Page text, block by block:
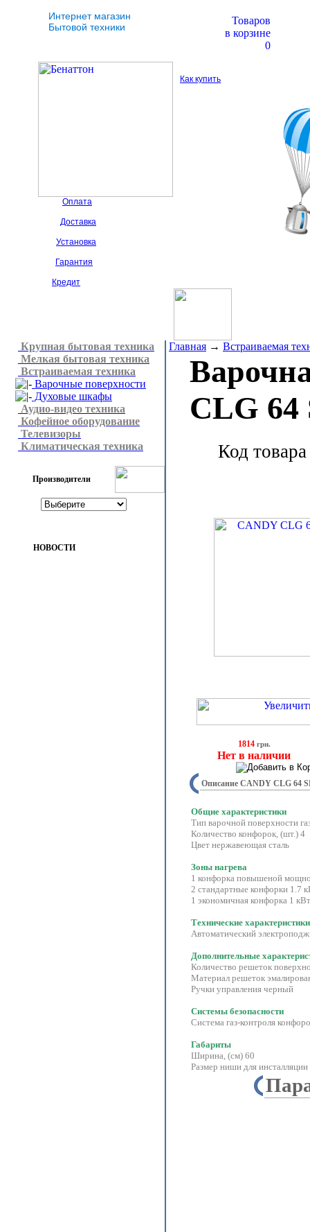
Интернет магазин
Бытовой техники
Товаров
в корзине
0
Как купить
Оплата
Доставка
Установка
Гарантия
Кредит
Крупная бытовая техника
Мелкая бытовая техника
Встраиваемая техника
Варочные поверхности
Духовые шкафы
Аудио-видео техника
Кофейное оборудование
Телевизоры
Климатическая техника
Производители
НОВОСТИ
Главная → Встраиваемая
CLG 64
Код
1814грн.
Нет в наличии
Описание CANDY CLG 64
Общие характеристики
Тип варочной поверхности
Количество конфорок,
Цвет нержавеющая сталь
Зоны нагрева
1 конфорка повышеной
2 стандартные конфорки 1.7
1 экономичная конфорка 1 кВт
Технические характеристики
Автоматический
Дополнительные
Количество решеток
Материал решеток
Ручки управления черный
Системы безопасности
Система газ-контроля
Габариты
Ширина, (см) 60
Размер ниши для